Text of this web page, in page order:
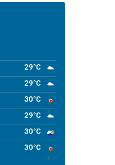
29°C
29°C
30°C
29°C
30°C
30°C